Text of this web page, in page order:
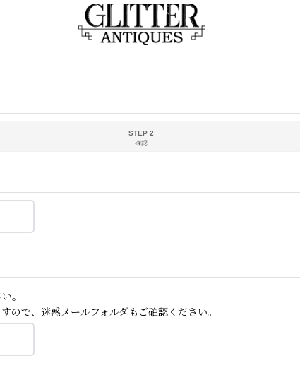
STEP 2
確認
。
で、迷惑メールフォルダもご確認ください。